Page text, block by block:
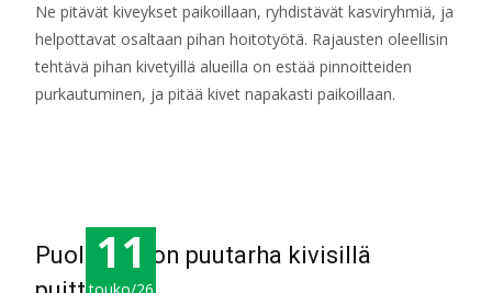
Ne pitävät kiveykset paikoillaan, ryhdistävät kasviryhmiä, ja
helpottavat osaltaan pihan hoitotyötä. Rajausten oleellisin
tehtävä pihan kivetyillä alueilla on estää pinnoitteiden
purkautuminen, ja pitää kivet napakasti paikoillaan.
11
Puolivallaton puutarha kivisillä